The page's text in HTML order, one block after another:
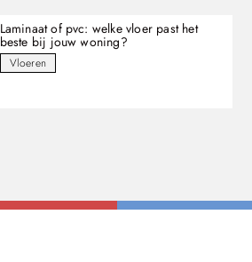
Laminaat of pvc: welke vloer past het
beste bij jouw woning?
Vloeren